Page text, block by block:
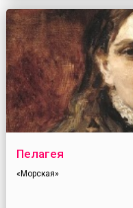
Пелагея
«Морская»